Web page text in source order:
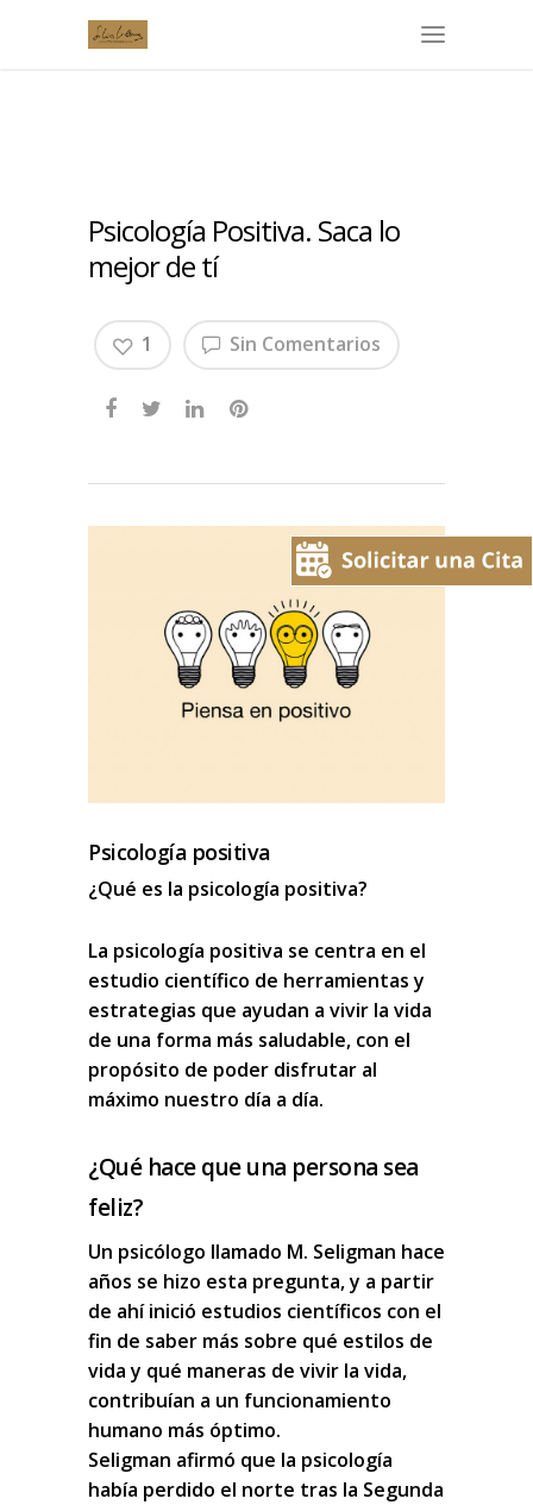
Psicología Positiva. Saca lo
mejor de tí
Sin Comentarios
1
Psicología positiva
¿Qué es la psicología positiva?
La psicología positiva se centra en el
estudio científico de herramientas y
estrategias que ayudan a vivir la vida
de una forma más saludable, con el
propósito de poder disfrutar al
máximo nuestro día a día.
¿Qué hace que una persona sea
feliz?
Un psicólogo llamado M. Seligman hace
años se hizo esta pregunta, y a partir
de ahí inició estudios científicos con el
fin de saber más sobre qué estilos de
vida y qué maneras de vivir la vida,
contribuían a un funcionamiento
humano más óptimo.
Seligman afirmó que la psicología
había perdido el norte tras la Segunda